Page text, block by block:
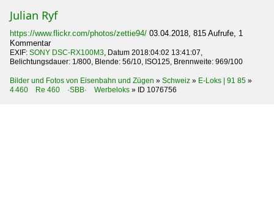
Julian Ryf
https://www.flickr.com/photos/zettie94/ 03.04.2018, 815 Aufrufe, 1
Kommentar
EXIF: SONY DSC-RX100M3, Datum 2018:04:02 13:41:07,
Belichtungsdauer: 1/800, Blende: 56/10, ISO125, Brennweite: 969/100
Bilder und Fotos von Eisenbahn und Zügen » Schweiz » E-Loks | 91 85 »
4 460 Re 460 ·SBB· Werbeloks » ID 1076756